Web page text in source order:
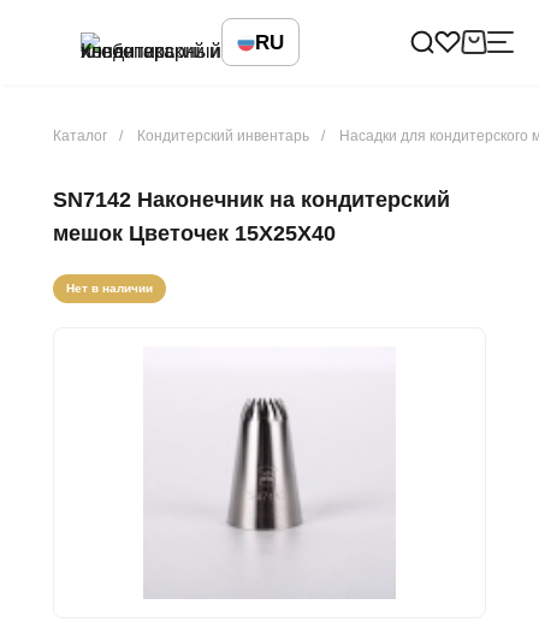
RU
Каталог Кондитерский инвентарь Насадки для кондитерского
SN7142 Наконечник на кондитерский
мешок Цветочек 15X25X40
Нет в наличии